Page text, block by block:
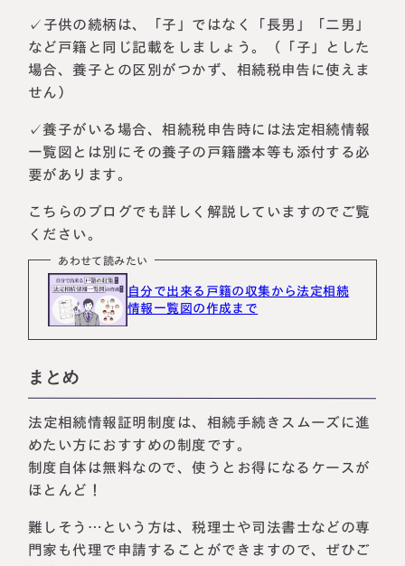
✓子供の続柄は、「子」ではなく「長男」「二男」
など戸籍と同じ記載をしましょう。（「子」とした
場合、養子との区別がつかず、相続税申告に使えま
せん）
✓養子がいる場合、相続税申告時には法定相続情報
一覧図とは別にその養子の戸籍謄本等も添付する必
要があります。
こちらのブログでも詳しく解説していますのでご覧
ください。
あわせて読みたい
自分で出来る戸籍の収集から法定相続
情報一覧図の作成まで
まとめ
法定相続情報証明制度は、相続手続きスムーズに進
めたい方におすすめの制度です。
制度自体は無料なので、使うとお得になるケースが
ほとんど！
難しそう…という方は、税理士や司法書士などの専
門家も代理で申請することができますので、ぜひご